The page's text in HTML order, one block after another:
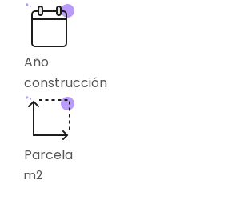
Año
construcción
Parcela
m2